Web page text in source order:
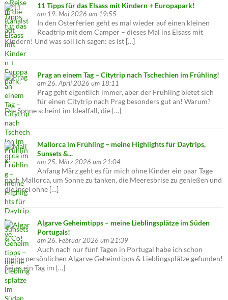
11 Tipps für das Elsass mit Kindern + Europapark!
am 19. Mai 2026 um 19:55
In den Osterferien geht es mal wieder auf einen kleinen
Roadtrip mit dem Camper – dieses Mal ins Elsass mit
Kindern! Und was soll ich sagen: es ist […]
Prag an einem Tag – Citytrip nach Tschechien im Frühling!
am 26. April 2026 um 18:11
Prag geht eigentlich immer, aber der Frühling bietet sich
für einen Citytrip nach Prag besonders gut an! Warum?
Die Sonne scheint im Idealfall, die […]
Mallorca im Frühling – meine Highlights für Daytrips,
Sunsets &...
am 25. März 2026 um 21:04
Anfang März geht es für mich ohne Kinder ein paar Tage
nach Mallorca, um Sonne zu tanken, die Meeresbrise zu genießen und
die Insel ohne […]
Algarve Geheimtipps – meine Lieblingsplätze im Süden
Portugals!
am 26. Februar 2026 um 21:39
Auch nach nur fünf Tagen in Portugal habe ich schon
meine persönlichen Algarve Geheimtipps & Lieblingsplätze gefunden!
Sei es ein Tag im […]